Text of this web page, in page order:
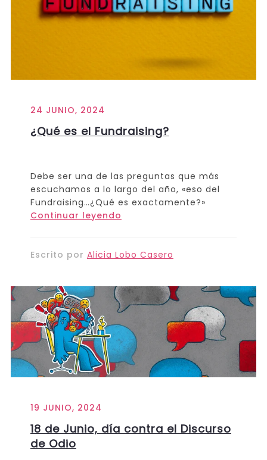
24 JUNIO, 2024
¿Qué es el Fundraising?
Debe ser una de las preguntas que más
escuchamos a lo largo del año, «eso del
Fundraising…¿Qué es exactamente?»
Continuar leyendo
Escrito por Alicia Lobo Casero
19 JUNIO, 2024
18 de Junio, día contra el Discurso
de Odio